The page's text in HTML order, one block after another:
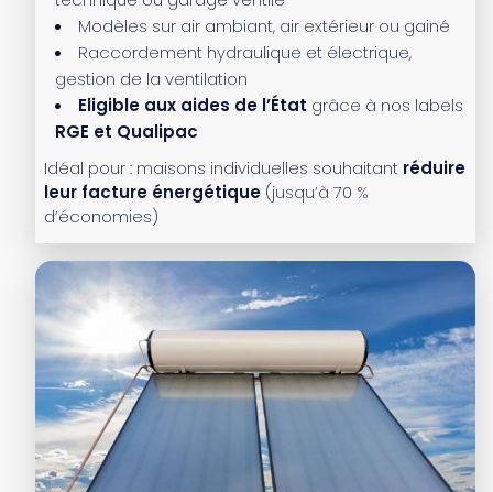
Modèles sur air ambiant, air extérieur ou gainé
Raccordement hydraulique et électrique,
gestion de la ventilation
Eligible aux aides de l’État grâce à nos labels
RGE et Qualipac
Idéal pour : maisons individuelles souhaitant réduire
leur facture énergétique (jusqu’à 70 %
d’économies)